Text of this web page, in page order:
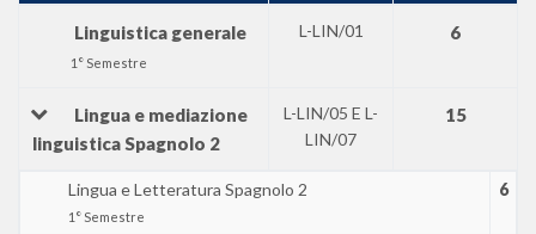
Linguistica generale
1° Semestre
L-LIN/01 6
Lingua e mediazione
linguistica Spagnolo 2
L-LIN/05 E L-
LIN/07
15
Lingua e Letteratura Spagnolo 2
1° Semestre
6